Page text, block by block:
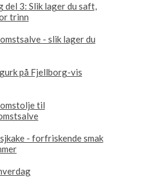
del 3: Slik lager du saft,
trinn
- slik lager du
på Fjellborg-vis
til
- forfriskende smak